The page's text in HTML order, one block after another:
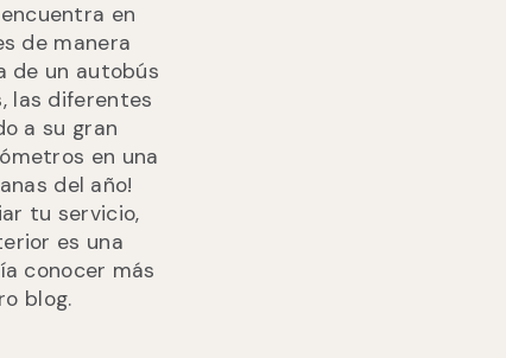
en
de manera
de un autobús
las diferentes
a su gran
en una
del año!
tu servicio,
es una
conocer más
blog.